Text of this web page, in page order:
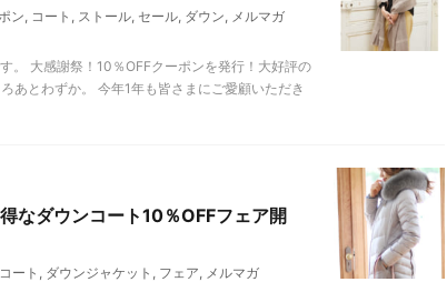
ン, コート , ストール, セール, ダウン, メルマガ
。 大感謝祭！10％OFFクーポンを発行！大好評の
あとわずか。 今年1年も皆さまにご愛顧いただき
なダウンコート10％OFFフェア開
ート , ダウンジャケット , フェア, メルマガ